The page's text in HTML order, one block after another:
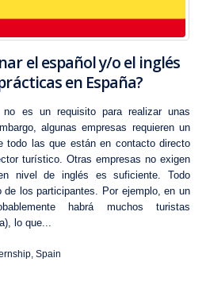
el español y/o el inglés
en España?
no es un requisito para realizar unas
algunas empresas requieren un
todo las que están en contacto directo
turístico. Otras empresas no exigen
nivel de inglés es suficiente. Todo
de los participantes. Por ejemplo, en un
habrá muchos turistas
lo que...
, Spain